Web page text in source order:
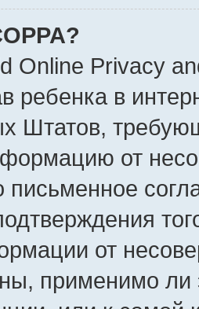
Online Privacy
ребенка в
Штатов,
от
письменное
от
применимо ли